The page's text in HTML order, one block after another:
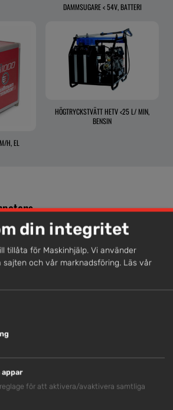
DAMMSUGARE < 54V, BATTERI
H, EL
HÖGTRYCKSTVÄTT HETV <25 L/ MIN,
BENSIN
våra medarbetare lokalt erbjuder vi
personal som är redo att hjälpa dig.
din integritet
tillåta för Maskinhjälp. Vi använder
och vår marknadsföring. Läs vår
appar
för att aktivera/avaktivera samtliga